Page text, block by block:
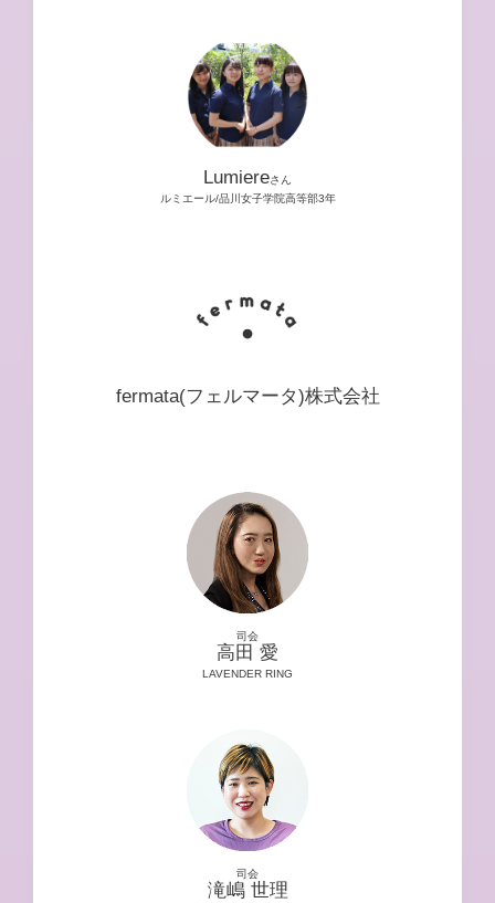
Lumiereさん
ルミエール/品川女子学院高等部3年
fermata(フェルマータ)株式会社
司会
高田 愛
LAVENDER RING
司会
滝嶋 世理